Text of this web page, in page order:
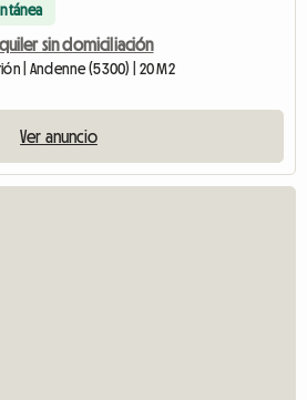
sin domiciliación
| Andenne (5300) | 20 M2
Ver anuncio